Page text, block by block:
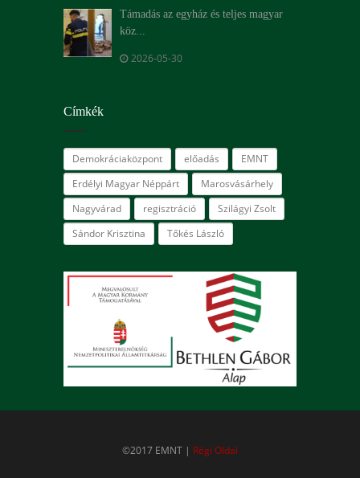
Támadás az egyház és teljes magyar
köz...
2026-05-30
Címkék
Demokráciaközpont előadás
EMNT
Erdélyi Magyar Néppárt
Marosvásárhely
Nagyvárad
regisztráció
Szilágyi Zsolt
Sándor Krisztina
Tőkés László
©2017 EMNT | Régi Oldal